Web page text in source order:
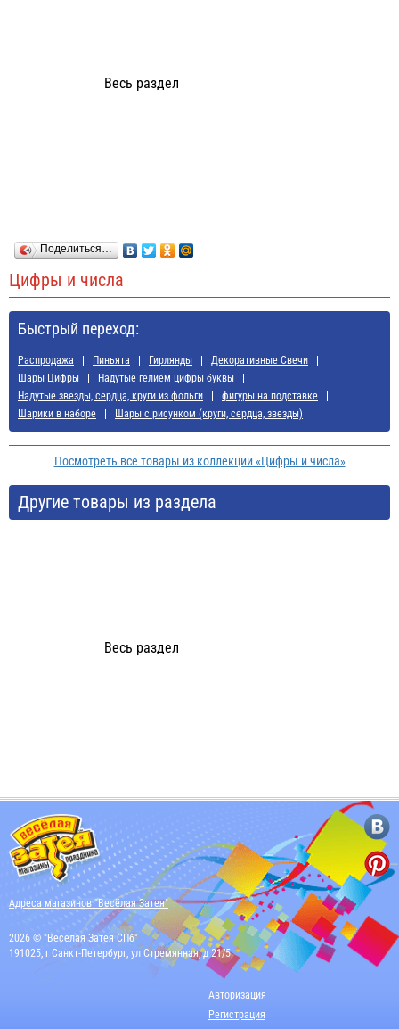
Весь раздел
Поделиться…
Цифры и числа
Быстрый переход:
Распродажа Пиньята Гирлянды
Декоративные Свечи
Шары Цифры
Надутые гелием цифры буквы
Надутые звезды, сердца, круги из фольги
фигуры на подставке
Шарики в наборе
Шары с рисунком (круги, сердца, звезды)
Посмотреть все товары из коллекции «Цифры и числа»
Другие товары из раздела
Весь раздел
Адреса магазинов "Весёлая Затея"
2026 © "Весёлая Затея СПб"
191025, г Санкт-Петербург, ул Стремянная, д 21/5
Авторизация
Регистрация